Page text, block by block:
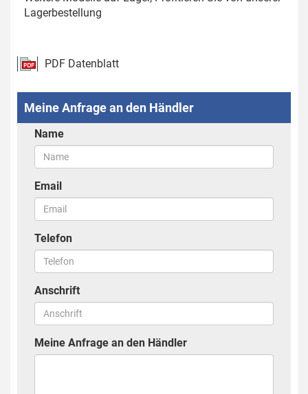
Lagerbestellung
PDF Datenblatt
Meine Anfrage an den Händler
Name
Email
Telefon
Anschrift
Meine Anfrage an den Händler